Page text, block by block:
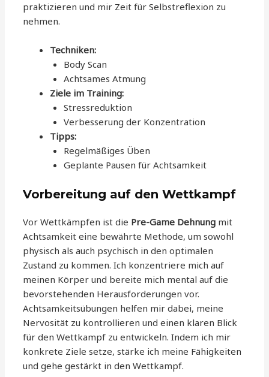
praktizieren und mir Zeit für Selbstreflexion zu
nehmen.
Techniken:
Body Scan
Achtsames Atmung
Ziele im Training:
Stressreduktion
Verbesserung der Konzentration
Tipps:
Regelmäßiges Üben
Geplante Pausen für Achtsamkeit
Vorbereitung auf den Wettkampf
Vor Wettkämpfen ist die Pre-Game Dehnung mit
Achtsamkeit eine bewährte Methode, um sowohl
physisch als auch psychisch in den optimalen
Zustand zu kommen. Ich konzentriere mich auf
meinen Körper und bereite mich mental auf die
bevorstehenden Herausforderungen vor.
Achtsamkeitsübungen helfen mir dabei, meine
Nervosität zu kontrollieren und einen klaren Blick
für den Wettkampf zu entwickeln. Indem ich mir
konkrete Ziele setze, stärke ich meine Fähigkeiten
und gehe gestärkt in den Wettkampf.